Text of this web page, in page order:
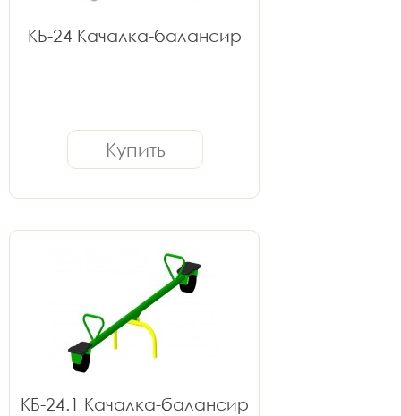
КБ-24 Качалка-балансир
Купить
КБ-24.1 Качалка-балансир